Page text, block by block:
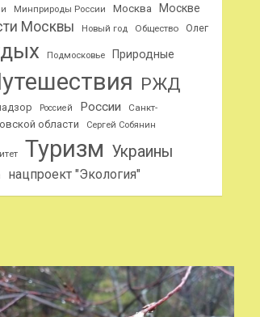
Минприроды России Москва Москве
Москвы Новый год Общество Олег
Подмосковье Природные
РЖД
Россией России
Санкт-
области Сергей Собянин
Туризм Украины
нацпроект "Экология"